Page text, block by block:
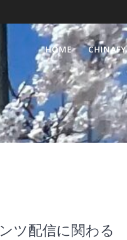
HOME
ツ配信に関わる